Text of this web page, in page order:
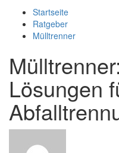
Startseite
Ratgeber
Mülltrenner
Lösungen